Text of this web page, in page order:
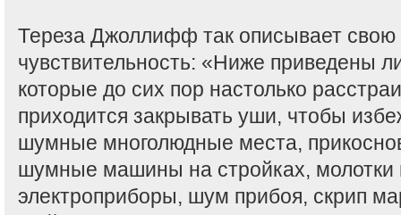
Тереза Джоллифф так описывает свою
чувствительность: «Ниже приведены
которые до сих пор настолько
приходится закрывать уши, чтобы
шумные многолюдные места,
шумные машины на стройках, молотки
электроприборы, шум прибоя, скрип